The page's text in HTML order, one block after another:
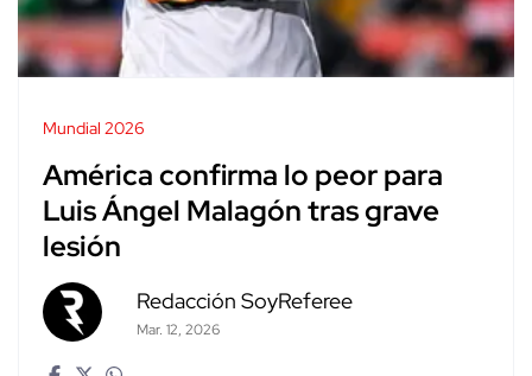
Mundial 2026
América confirma lo peor para
Luis Ángel Malagón tras grave
lesión
Redacción SoyReferee
Mar. 12, 2026